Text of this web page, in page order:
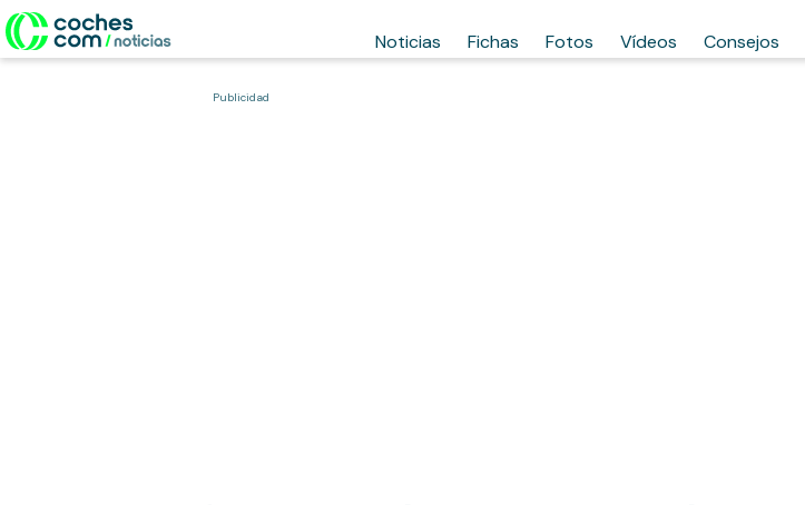
Noticias Fichas Fotos Vídeos Consejos
Publicidad